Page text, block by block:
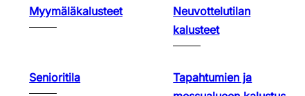
Myymäläkalusteet
Neuvottelutilan
kalusteet
Senioritila
Tapahtumien ja